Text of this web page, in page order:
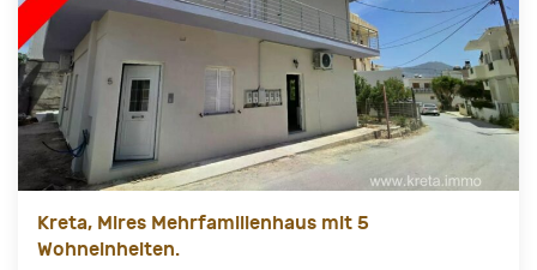
Kreta, Mires Mehrfamilienhaus mit 5
Wohneinheiten.